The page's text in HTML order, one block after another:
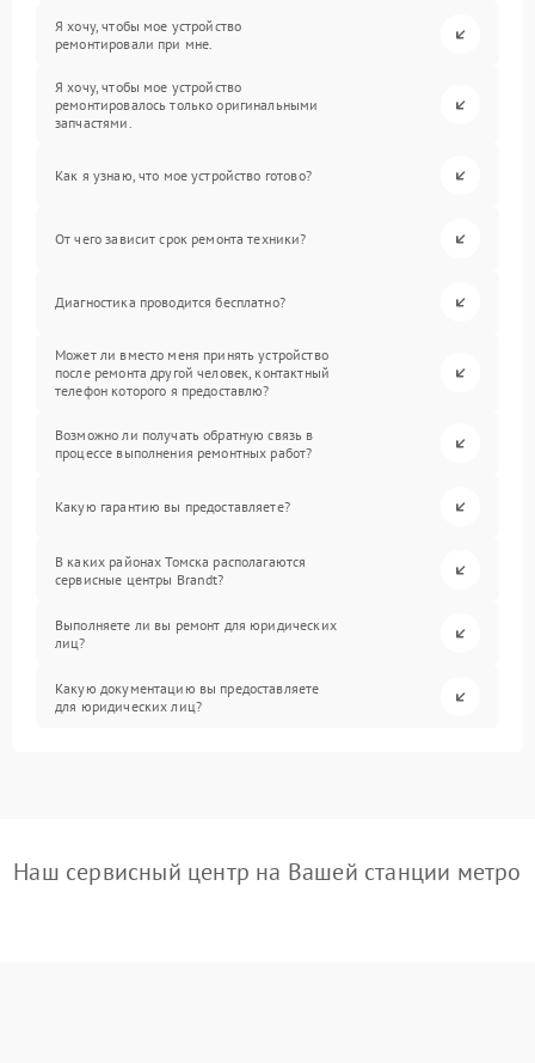
Я хочу, чтобы мое устройство
ремонтировали при мне.
Я хочу, чтобы мое устройство
ремонтировалось только оригинальными
запчастями.
Как я узнаю, что мое устройство готово?
От чего зависит срок ремонта техники?
Диагностика проводится бесплатно?
Может ли вместо меня принять устройство
после ремонта другой человек, контактный
телефон которого я предоставлю?
Возможно ли получать обратную связь в
процессе выполнения ремонтных работ?
Какую гарантию вы предоставляете?
В каких районах Томска располагаются
сервисные центры Brandt?
Выполняете ли вы ремонт для юридических
лиц?
Какую документацию вы предоставляете
для юридических лиц?
Наш сервисный центр на Вашей станции метро